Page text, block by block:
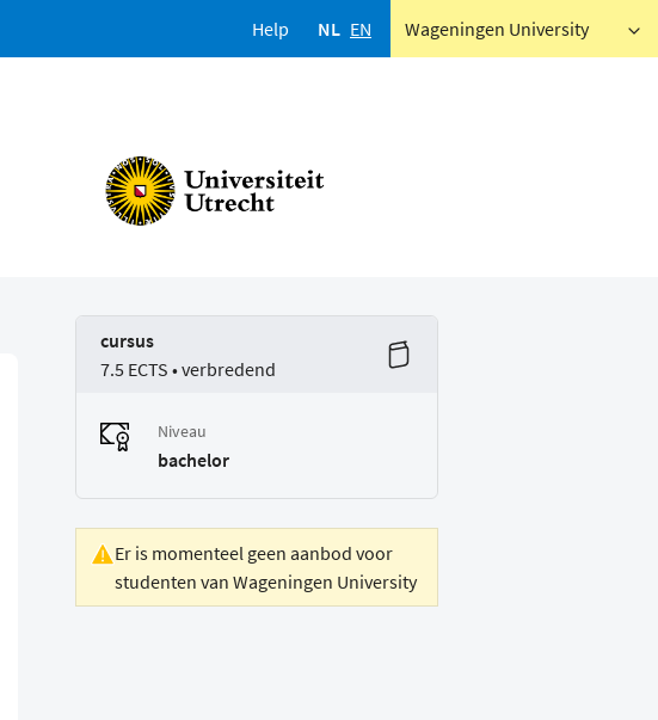
Help NL EN Wageningen University
cursus
7.5 ECTS • verbredend
Niveau
bachelor
Er is momenteel geen aanbod voor
studenten van Wageningen University